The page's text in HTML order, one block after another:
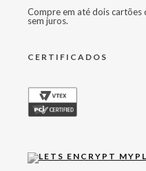
Compre em até dois
sem juros.
CERTIFICADOS